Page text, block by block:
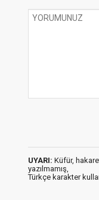
UYARI: Küfür,
yazılmamış,
Türkçe karakter